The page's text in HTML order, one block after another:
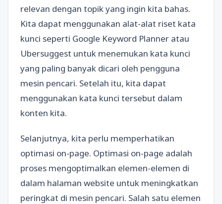
relevan dengan topik yang ingin kita bahas.
Kita dapat menggunakan alat-alat riset kata
kunci seperti Google Keyword Planner atau
Ubersuggest untuk menemukan kata kunci
yang paling banyak dicari oleh pengguna
mesin pencari. Setelah itu, kita dapat
menggunakan kata kunci tersebut dalam
konten kita.
Selanjutnya, kita perlu memperhatikan
optimasi on-page. Optimasi on-page adalah
proses mengoptimalkan elemen-elemen di
dalam halaman website untuk meningkatkan
peringkat di mesin pencari. Salah satu elemen